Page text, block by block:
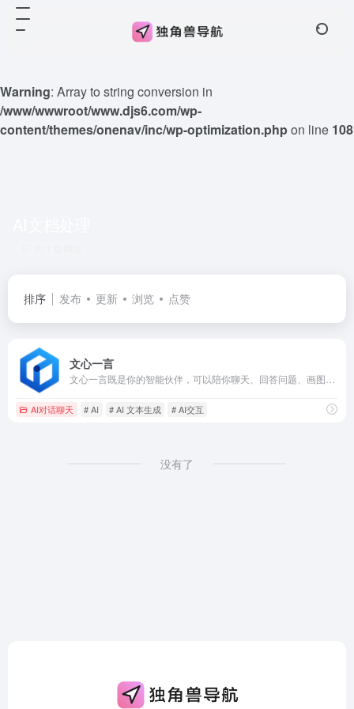
Warning: Array to string conversion in
/www/wwwroot/www.djs6.com/wp-
content/themes/onenav/inc/wp-optimization.phpon line 108
排序 发布 更新 浏览 点赞
文心一言
AI对话聊天 # AI # AI 文本生成 # AI交互
没有了